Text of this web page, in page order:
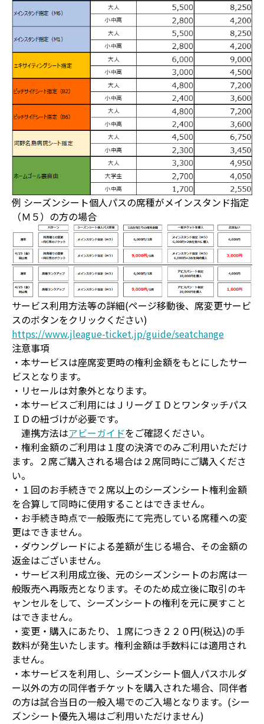
例 シーズンシート個人パスの席種がメインスタンド指定
（Ｍ５）の方の場合
サービス利用方法等の詳細(ページ移動後、席変更サービ
スのボタンをクリックください)
https://www.jleague-ticket.jp/guide/seatchange
注意事項
・本サービスは座席変更時の権利金額をもとにしたサー
ビスとなります。
・リセールは対象外となります。
・本サービスご利用にはＪリーグＩＤとワンタッチパス
ＩＤの紐づけが必要です。
連携方法はアビーガイドをご確認ください。
・権利金額のご利用は１度の決済でのみご利用いただけ
ます。２席ご購入される場合は２席同時にご購入くださ
い。
・１回のお手続きで２席以上のシーズンシート権利金額
を合算して同時に使用することはできません。
・お手続き時点で一般販売にて完売している席種への変
更はできません。
・ダウングレードによる差額が生じる場合、その金額の
返金はございません。
・サービス利用成立後、元のシーズンシートのお席は一
般販売へ再販売となります。そのため成立後に取引のキ
ャンセルをして、シーズンシートの権利を元に戻すこと
はできません。
・変更・購入にあたり、１席につき２２０円(税込)の手
数料が発生いたします。権利金額は手数料には適用され
ません。
・本サービスを利用し、シーズンシート個人パスホルダ
ー以外の方の同伴者チケットを購入された場合、同伴者
の方は試合当日の一般入場でのご入場となります。(シー
ズンシート優先入場はご利用いただけません)